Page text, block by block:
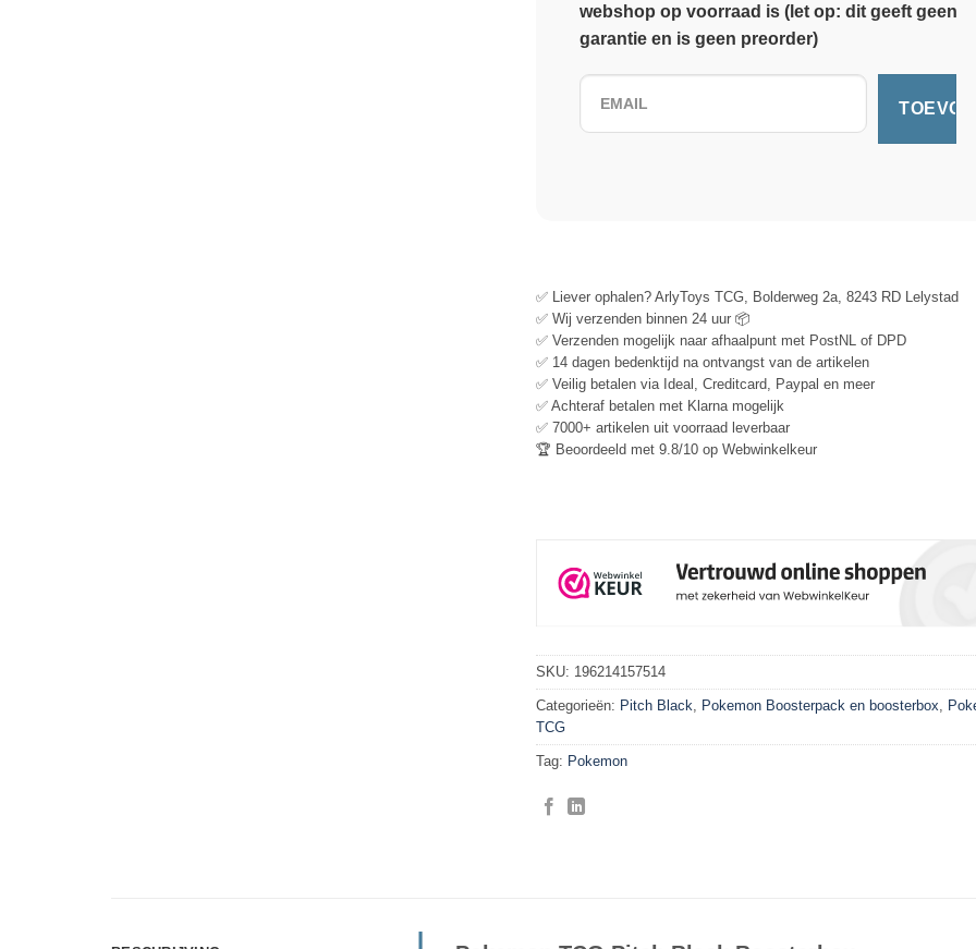
webshop op voorraad is (let op: dit geeft geen
garantie en is geen preorder)
✅ Liever ophalen? ArlyToys TCG, Bolderweg 2a, 8243 RD Lelystad
✅ Wij verzenden binnen 24 uur 📦
✅ Verzenden mogelijk naar afhaalpunt met PostNL of DPD
✅ 14 dagen bedenktijd na ontvangst van de artikelen
✅ Veilig betalen via Ideal, Creditcard, Paypal en meer
✅ Achteraf betalen met Klarna mogelijk
✅ 7000+ artikelen uit voorraad leverbaar
🏆 Beoordeeld met 9.8/10 op Webwinkelkeur
SKU: 196214157514
Categorieën: Pitch Black, Pokemon Boosterpack en boosterbox,
TCG
Tag: Pokemon